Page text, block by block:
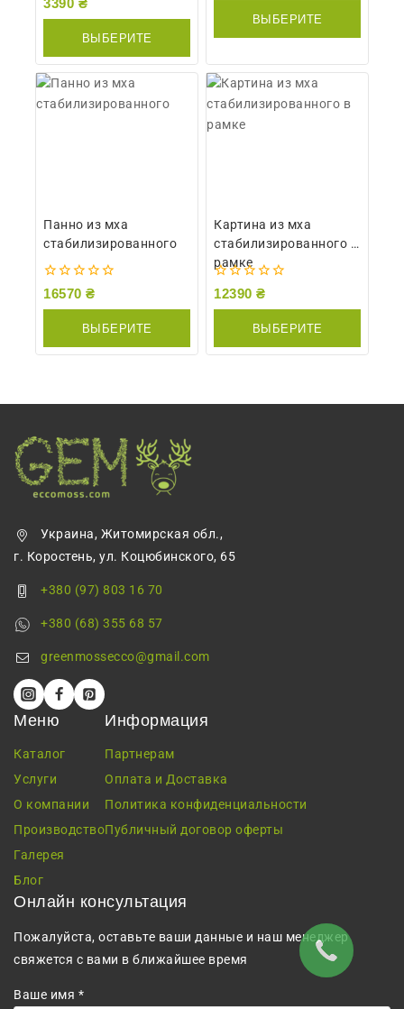
ВЫБЕРИТЕ
ПАРАМЕТРЫ
ВЫБЕРИТЕ
Панно из мха
стабилизированного
0
16570 ₴
ВЫБЕРИТЕ
ПАРАМЕТРЫ
Картина из мха
стабилизированного в
рамке
0
12390 ₴
ВЫБЕРИТЕ
ПАРАМЕТРЫ
Украина, Житомирская обл.,
г. Коростень, ул. Коцюбинского, 65
+380 (97) 803 16 70
+380 (68) 355 68 57
greenmossecco@gmail.com
Меню
Каталог
Услуги
О компании
Производство
Галерея
Блог
Информация
Партнерам
Оплата и Доставка
Политика конфиденциальности
Публичный договор оферты
Онлайн консультация
Пожалуйста, оставьте ваши данные и наш менеджер
свяжется с вами в ближайшее время
Ваше имя *